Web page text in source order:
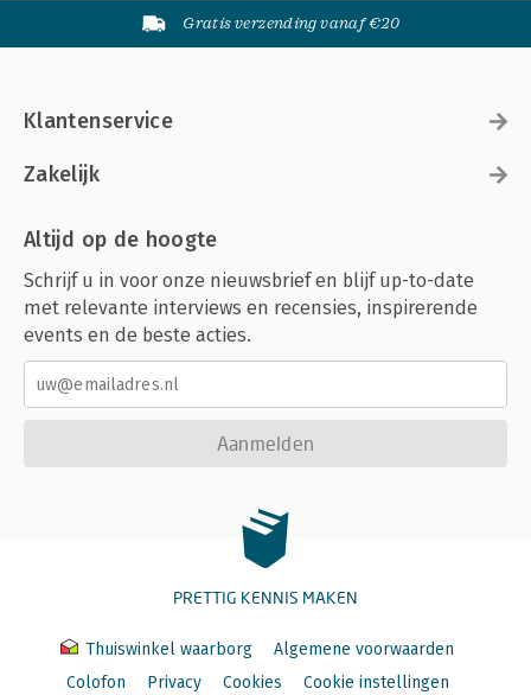
Gratis verzending vanaf €20
Klantenservice
Zakelijk
Altijd op de hoogte
Schrijf u in voor onze nieuwsbrief en blijf up-to-date
met relevante interviews en recensies, inspirerende
events en de beste acties.
Aanmelden
PRETTIG KENNIS MAKEN
Thuiswinkel waarborg
Algemene voorwaarden
Colofon
Privacy Cookies Cookie instellingen